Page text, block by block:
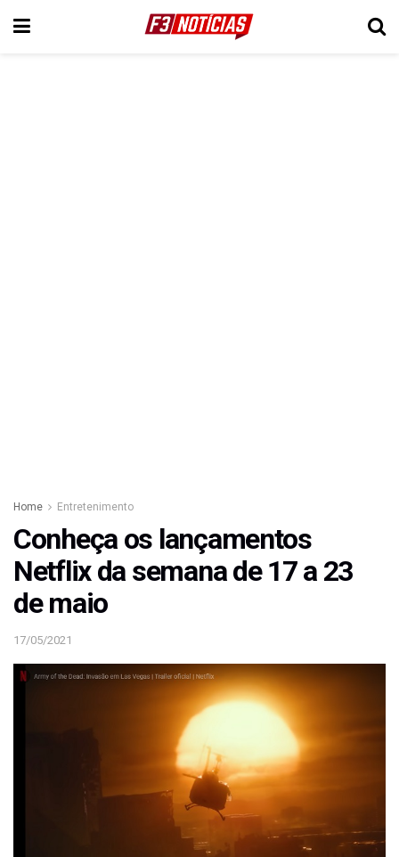
Home Entretenimento
Conheça os lançamentos
Netflix da semana de 17 a 23
de maio
17/05/2021